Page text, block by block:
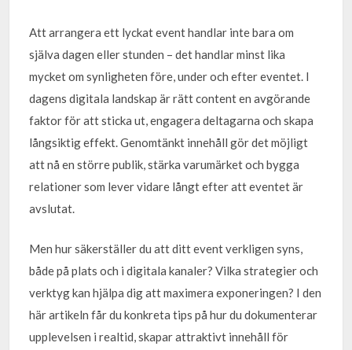
Att arrangera ett lyckat event handlar inte bara om
själva dagen eller stunden – det handlar minst lika
mycket om synligheten före, under och efter eventet. I
dagens digitala landskap är rätt content en avgörande
faktor för att sticka ut, engagera deltagarna och skapa
långsiktig effekt. Genomtänkt innehåll gör det möjligt
att nå en större publik, stärka varumärket och bygga
relationer som lever vidare långt efter att eventet är
avslutat.
Men hur säkerställer du att ditt event verkligen syns,
både på plats och i digitala kanaler? Vilka strategier och
verktyg kan hjälpa dig att maximera exponeringen? I den
här artikeln får du konkreta tips på hur du dokumenterar
upplevelsen i realtid, skapar attraktivt innehåll för